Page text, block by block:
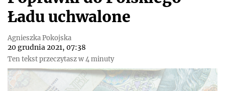
Ładu uchwalone
Agnieszka Pokojska
20 grudnia 2021, 07:38
Ten tekst przeczytasz w 4 minuty